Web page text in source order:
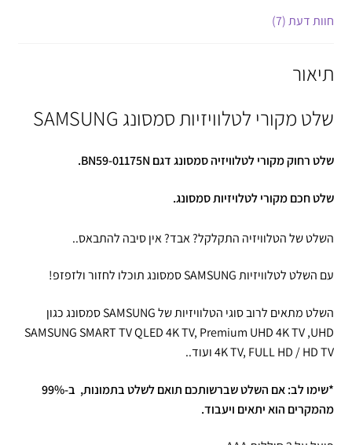
חוות דעת (7)
תיאור
שלט מקורי לטלוויזיות סמסונג SAMSUNG
שלט רחוק מקורי לטלוויזיהסמסונגדגם BN59-01175N .
שלט חכם מקורי לטלויזיות סמסונג.
השלט של הטלוויזיה התקלקל? אבד? אין סיבה להתבאס..
עם השלט לטלוויזיות SAMSUNG סמסונג תוכלו לחזור ולזפזפ!
השלט מתאים לרוב סוגי הטלוויזיות של SAMSUNG סמסונג כגון
SAMSUNG SMART TV QLED 4K TV, Premium UHD 4K TV ,UHD
4K TV, FULL HD / HD TV ועוד..
*שימו לב: אם השלט שברשותכם תואם לשלט בתמונות, ב-99%
מהמקרים הוא יתאים ויעבוד.